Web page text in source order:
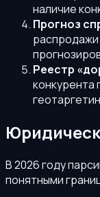
наличие
Прогноз
Реестр
В 2026 году
понятными